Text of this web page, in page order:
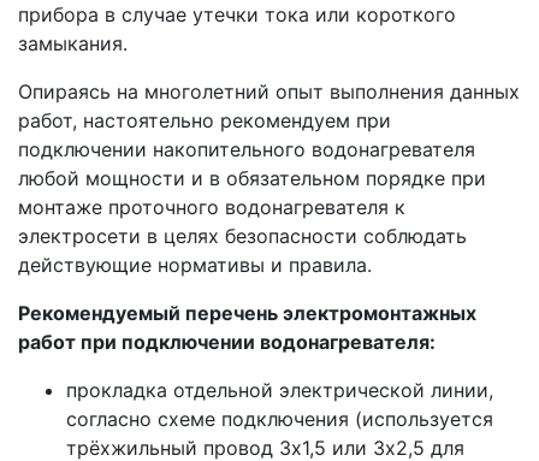
прибора в случае утечки тока или короткого
замыкания.
Опираясь на многолетний опыт выполнения данных
работ, настоятельно рекомендуем при
подключении накопительного водонагревателя
любой мощности и в обязательном порядке при
монтаже проточного водонагревателя к
электросети в целях безопасности соблюдать
действующие нормативы и правила.
Рекомендуемый перечень электромонтажных
работ при подключении водонагревателя:
прокладка отдельной электрической линии,
согласно схеме подключения (используется
трёхжильный провод 3х1,5 или 3х2,5 для